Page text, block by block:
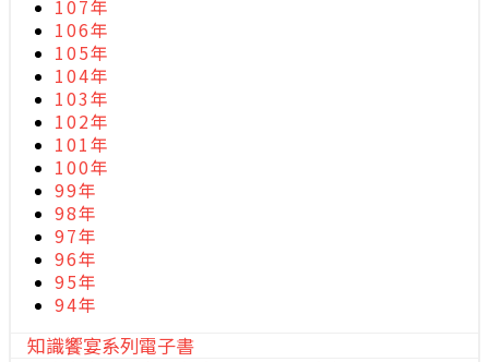
107年
106年
105年
104年
103年
102年
101年
100年
99年
98年
97年
96年
95年
94年
知識饗宴系列電子書